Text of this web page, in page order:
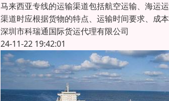
马来西亚专线的运输渠道包括航空运输、海运
渠道时应根据货物的特点、运输时间要求、成
深圳市科瑞通国际货运代理有限公司
24-11-22 19:42:01